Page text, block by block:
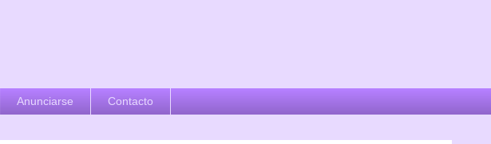
Anunciarse Contacto